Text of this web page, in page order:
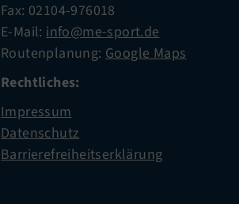
Fax: 02104-976018
E-Mail:info@me-sport.de
Routenplanung:Google Maps
Rechtliches:
Impressum
Datenschutz
Barrierefreiheitserklärung